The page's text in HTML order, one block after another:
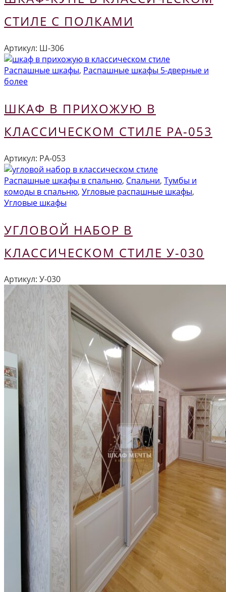
СТИЛЕ С ПОЛКАМИ
Артикул: Ш-306
Распашные шкафы, Распашные шкафы 5-дверные и
более
ШКАФ В ПРИХОЖУЮ В
КЛАССИЧЕСКОМ СТИЛЕ РА-053
Артикул: РА-053
Распашные шкафы в спальню, Спальни, Тумбы и
комоды в спальню, Угловые распашные шкафы,
Угловые шкафы
УГЛОВОЙ НАБОР В
КЛАССИЧЕСКОМ СТИЛЕ У-030
Артикул: У-030